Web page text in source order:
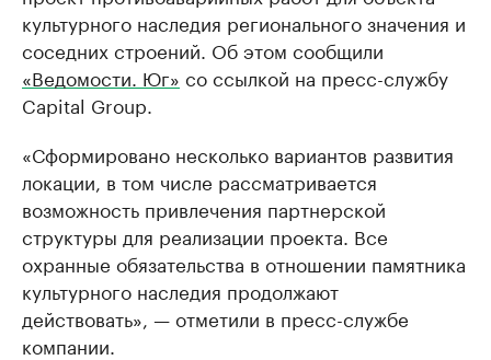
культурного наследия регионального значения и
соседних строений. Об этом сообщили
«Ведомости. Юг» со ссылкой на пресс-службу
Capital Group.
«Сформировано несколько вариантов развития
локации, в том числе рассматривается
возможность привлечения партнерской
структуры для реализации проекта. Все
охранные обязательства в отношении памятника
культурного наследия продолжают
действовать», — отметили в пресс-службе
компании.